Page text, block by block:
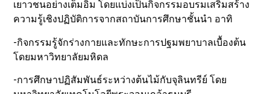
เยาวชนอย่างเต็มอิ่ม โดยแบ่งเป็นกิจกรรมอบรมเสริมสร้าง
ความรู้เชิงปฏิบัติการจากสถาบันการศึกษาชั้นนำ อาทิ
-กิจกรรมรู้จักร่างกายและทักษะการปฐมพยาบาลเบื้องต้น
โดยมหาวิทยาลัยมหิดล
-การศึกษาปฏิสัมพันธ์ระหว่างต้นไม้กับจุลินทรีย์ โดย